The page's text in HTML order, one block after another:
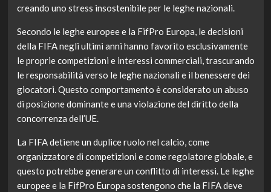
creando uno stress insostenibile per le leghe nazionali.
Secondo le leghe europee e la FifPro Europa, le decisioni
della FIFA negli ultimi anni hanno favorito esclusivamente
le proprie competizioni e interessi commerciali, trascurando
le responsabilità verso le leghe nazionali e il benessere dei
giocatori. Questo comportamento è considerato un abuso
di posizione dominante e una violazione del diritto della
concorrenza dell’UE.
La FIFA detiene un duplice ruolo nel calcio, come
organizzatore di competizioni e come regolatore globale, e
questo potrebbe generare un conflitto di interessi. Le leghe
europee e la FifPro Europa sostengono che la FIFA deve